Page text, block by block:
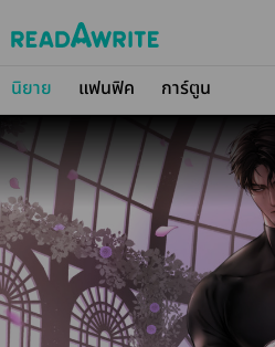
นิยาย แฟนฟิค การ์ตูน